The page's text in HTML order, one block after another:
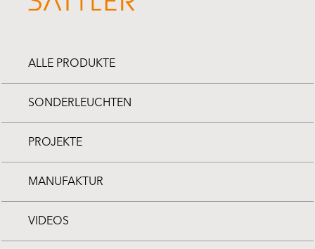
ALLE PRODUKTE
SONDERLEUCHTEN
PROJEKTE
MANUFAKTUR
VIDEOS